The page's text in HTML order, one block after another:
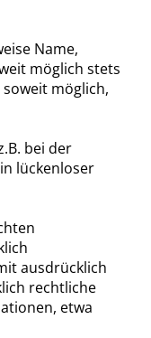
Name,
möglich stets
möglich,
bei der
lückenloser
ausdrücklich
rechtliche
etwa